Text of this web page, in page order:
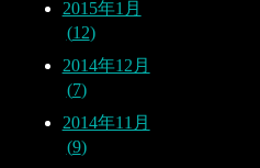
2015年1月
12
2014年12月
7
2014年11月
9